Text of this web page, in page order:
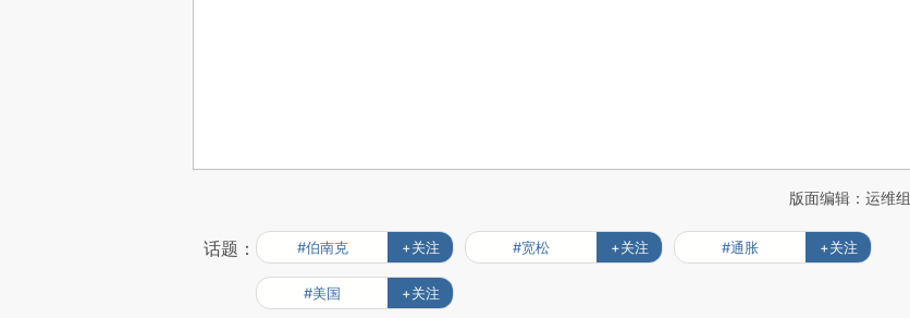
版面编辑：运维组
话题： #伯南克 +关注 #宽松 +关注 #通胀 +关注
#美国 +关注